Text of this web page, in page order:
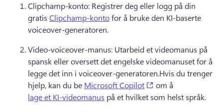
Clipchamp-konto: Registrer deg eller logg på din
gratis Clipchamp-konto for å bruke den KI-baserte
voiceover-generatoren.
Video-voiceover-manus: Utarbeid et videomanus på
spansk eller oversett det engelske videomanuset for å
legge det inn i voiceover-generatoren.Hvis du trenger
hjelp, kan du be Microsoft Copilot (opens in a new tab)
om å
lage et KI-videomanus på et hvilket som helst språk.